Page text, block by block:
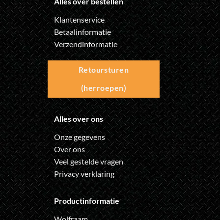
Klantenservice
Betaalinformatie
Verzendinformatie
Retoursturen
(herroepen)
Alles over ons
Onze gegevens
Over ons
Veel gestelde vragen
Privacy verklaring
Productinformatie